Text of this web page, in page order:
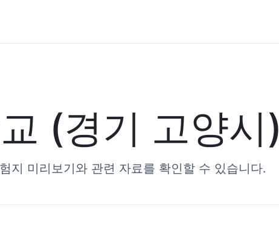
(경기 고양시)
지 미리보기와 관련 자료를 확인할 수 있습니다.